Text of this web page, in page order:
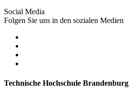
Social Media
Folgen Sie uns in den sozialen Medien
Technische Hochschule Brandenburg